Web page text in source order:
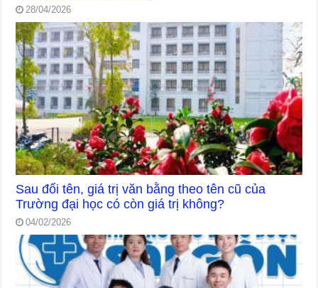
28/04/2026
Sau đổi tên, giá trị văn bằng theo tên cũ của
Trường đại học có còn giá trị không?
04/02/2026